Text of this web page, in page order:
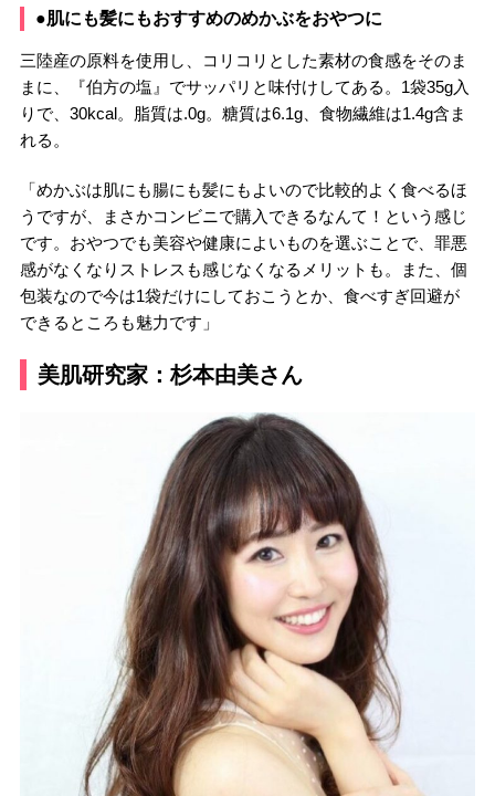
●肌にも髪にもおすすめのめかぶをおやつに
三陸産の原料を使用し、コリコリとした素材の食感をそのま
まに、『伯方の塩』でサッパリと味付けしてある。1袋35g入
りで、30kcal。脂質は.0g。糖質は6.1g、食物繊維は1.4g含ま
れる。
「めかぶは肌にも腸にも髪にもよいので比較的よく食べるほ
うですが、まさかコンビニで購入できるなんて！という感じ
です。おやつでも美容や健康によいものを選ぶことで、罪悪
感がなくなりストレスも感じなくなるメリットも。また、個
包装なので今は1袋だけにしておこうとか、食べすぎ回避が
できるところも魅力です」
美肌研究家：杉本由美さん